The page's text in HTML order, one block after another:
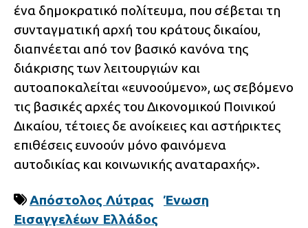
ένα δημοκρατικό πολίτευμα, που σέβεται τη
συνταγματική αρχή του κράτους δικαίου,
διαπνέεται από τον βασικό κανόνα της
διάκρισης των λειτουργιών και
αυτοαποκαλείται «ευνοούμενο», ως σεβόμενο
τις βασικές αρχές του Δικονομικού Ποινικού
Δικαίου, τέτοιες δε ανοίκειες και αστήρικτες
επιθέσεις ευνοούν μόνο φαινόμενα
αυτοδικίας και κοινωνικής αναταραχής».
Απόστολος Λύτρας
Ένωση
Εισαγγελέων Ελλάδος